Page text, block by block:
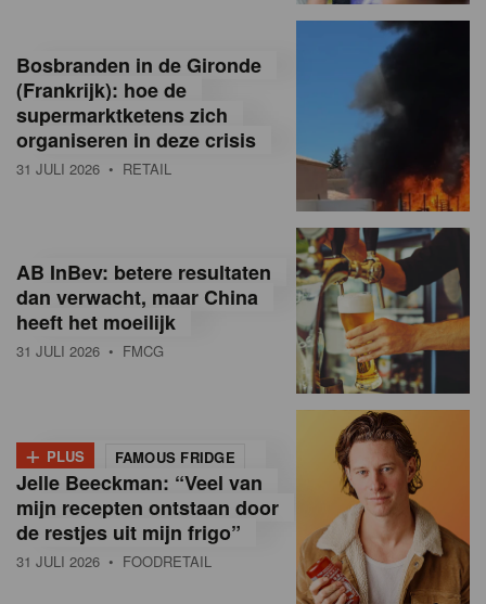
n
e
a
n
B
e
Bosbranden in de Gironde
(Frankrijk): hoe de
supermarktketens zich
organiseren in deze crisis
31 JULI 2026 • RETAIL
AB InBev: betere resultaten
dan verwacht, maar China
heeft het moeilijk
31 JULI 2026 • FMCG
+ PLUS FAMOUS FRIDGE
Jelle Beeckman: “Veel van
mijn recepten ontstaan door
de restjes uit mijn frigo”
31 JULI 2026 • FOODRETAIL